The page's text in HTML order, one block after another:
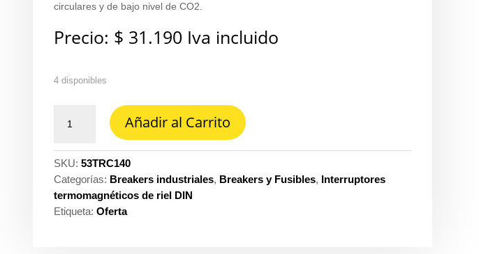
circulares y de bajo nivel de CO2.
Precio: $ 31.190 Iva incluido
4 disponibles
termomagnético
ACTI9
IC60N
1P
40A
Añadir al Carrito
SKU:53TRC140
Categorías: Breakers industriales, Breakers y Fusibles, Interruptores
termomagnéticos de riel DIN
Etiqueta:Oferta